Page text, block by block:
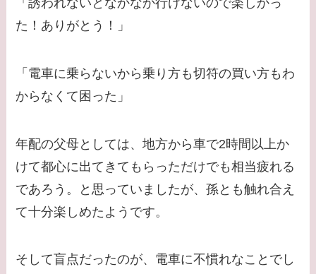
た！ありがとう！」
「電車に乗らないから乗り方も切符の買い方もわ
からなくて困った」
年配の父母としては、地方から車で2時間以上か
けて都心に出てきてもらっただけでも相当疲れる
であろう。と思っていましたが、孫とも触れ合え
て十分楽しめたようです。
そして盲点だったのが、電車に不慣れなことでし